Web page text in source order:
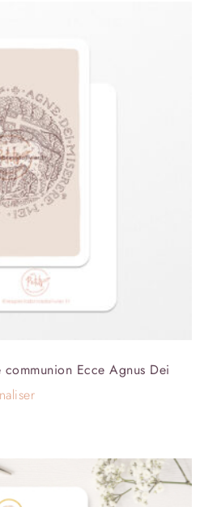
Ecce Agnus Dei